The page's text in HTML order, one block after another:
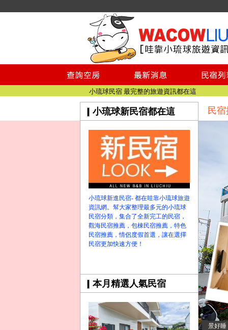
小琉球民宿空房
小琉球民宿
小琉球民宿推薦
【小琉球民宿特約】東港停車場!!看這邊
小琉球民宿 最完整的旅遊資訊都在這
【哇靠小琉球】新版官網熱情開站
小琉球民宿空房
小琉球民宿
小琉球民宿推薦
【小琉球民宿特約】東港停車場!!看這邊
小琉球民宿 最完整的旅遊資訊都在這
【哇靠小琉球】新版官網熱情開站
【哇靠小琉球粉絲團】即時動態!!
小琉球新民宿都在這
小琉球新進民宿- 都在哇靠小琉球旅遊
資訊網。幫大家整理最多元的小琉球
民宿分類，集合了全新完工的民宿，
觀海民宿推薦，包棟民宿推薦，特色
民宿推薦，情侶度假首選，讓在選擇
民宿更加快速方便！
本月精選人氣民宿
景好睡
民